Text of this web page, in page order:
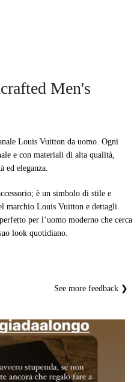
Men's
Louis Vuitton da uomo. Ogni
e con materiali di alta qualità,
eleganza.
è un simbolo di stile e
marchio Louis Vuitton e dettagli
per l’uomo moderno che cerca
look quotidiano.
See more feedback ❯